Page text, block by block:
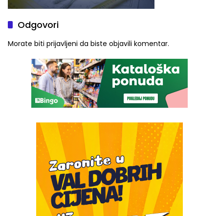
Odgovori
Morate biti prijavljeni da biste objavili komentar.